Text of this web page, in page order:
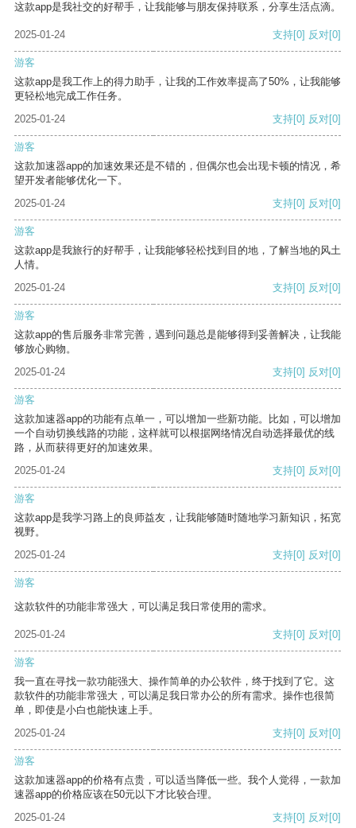
这款app是我社交的好帮手，让我能够与朋友保持联系，分享生活点滴。
2025-01-24 支持[0] 反对[0]
游客
这款app是我工作上的得力助手，让我的工作效率提高了50%，让我能够
更轻松地完成工作任务。
2025-01-24
支持[0] 反对[0]
游客
这款加速器app的加速效果还是不错的，但偶尔也会出现卡顿的情况，希
望开发者能够优化一下。
2025-01-24
支持[0] 反对[0]
游客
这款app是我旅行的好帮手，让我能够轻松找到目的地，了解当地的风土
人情。
2025-01-24
支持[0] 反对[0]
游客
这款app的售后服务非常完善，遇到问题总是能够得到妥善解决，让我能
够放心购物。
2025-01-24
支持[0] 反对[0]
游客
这款加速器app的功能有点单一，可以增加一些新功能。比如，可以增加
一个自动切换线路的功能，这样就可以根据网络情况自动选择最优的线
路，从而获得更好的加速效果。
2025-01-24
支持[0] 反对[0]
游客
这款app是我学习路上的良师益友，让我能够随时随地学习新知识，拓宽
视野。
2025-01-24
支持[0] 反对[0]
游客
这款软件的功能非常强大，可以满足我日常使用的需求。
2025-01-24 支持[0] 反对[0]
游客
我一直在寻找一款功能强大、操作简单的办公软件，终于找到了它。这
款软件的功能非常强大，可以满足我日常办公的所有需求。操作也很简
单，即使是小白也能快速上手。
2025-01-24
支持[0] 反对[0]
游客
这款加速器app的价格有点贵，可以适当降低一些。我个人觉得，一款加
速器app的价格应该在50元以下才比较合理。
2025-01-24
支持[0] 反对[0]